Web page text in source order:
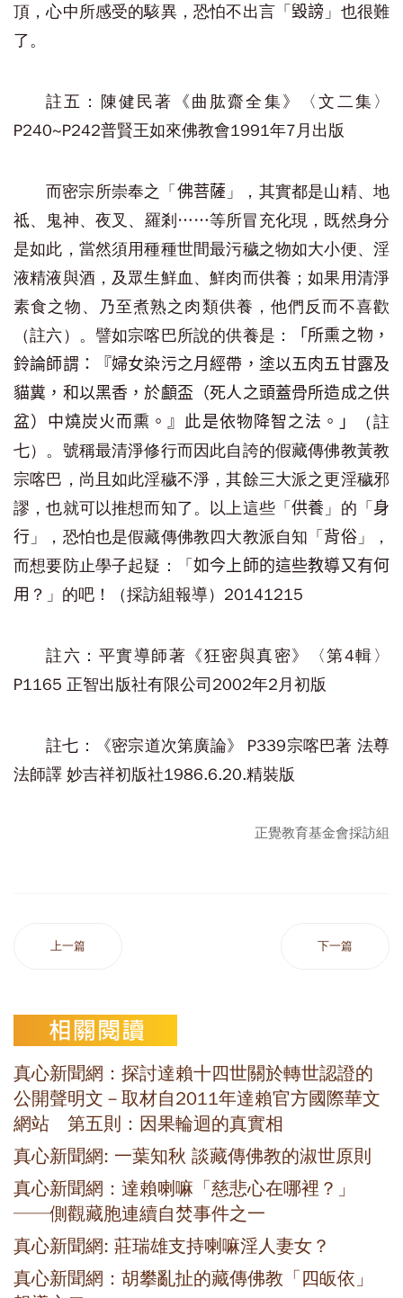
頂，心中所感受的駭異，恐怕不出言「毀謗 」也很難
了。
註五：陳健民著《曲肱齋全集》〈文二集〉
P240~P242普賢王如來佛教會1991年7月出版
而密宗所崇奉之「 佛菩薩 」，其實都是山精、地
祗、鬼神、夜叉、羅剎……等所冒充化現，既然身分
是如此，當然須用種種世間最污穢之物如大小便、淫
液精液與酒，及眾生鮮血、鮮肉而供養；如果用清淨
素食之物、乃至煮熟之肉類供養，他們反而不喜歡
（註六）。譬如宗喀巴所說的供養是：
「所熏之物，
鈴論師謂：『婦女染污之月經帶，塗以五肉五甘露及
貓糞，和以黑香，於顱盃（死人之頭蓋骨所造成之供
盆）中燒炭火而熏。』此是依物降智之法。」
（註
七）。號稱最清淨修行而因此自誇的假藏傳佛教黃教
宗喀巴，尚且如此淫穢不淨，其餘三大派之更淫穢邪
謬，也就可以推想而知了。以上這些「供養 」的「 身
行 」，恐怕也是假藏傳佛教四大教派自知「 背俗」，
而想要防止學子起疑：「 如今上師的這些教導又有何
用 ？」的吧！（採訪組報導）20141215
註六：平實導師著《狂密與真密》〈第4輯〉
P1165 正智出版社有限公司2002年2月初版
註七：《密宗道次第廣論》 P339宗喀巴著 法尊
法師譯 妙吉祥初版社1986.6.20.精裝版
正覺教育基金會採訪組
上一篇 下一篇
真心新聞網：探討達賴十四世關於轉世認證的
公開聲明文－取材自2011年達賴官方國際華文
網站 第五則：因果輪迴的真實相
真心新聞網: 一葉知秋 談藏傳佛教的淑世原則
真心新聞網：達賴喇嘛「慈悲心在哪裡？」
──側觀藏胞連續自焚事件之一
真心新聞網: 莊瑞雄支持喇嘛淫人妻女？
真心新聞網：胡攀亂扯的藏傳佛教「四皈依」